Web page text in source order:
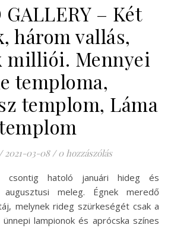
GALLERY – Két
három vallás,
milliói. Mennyei
temploma,
templom, Láma
2021-03-08 / 0 hozzászólás
meleg. Égnek meredő
melynek rideg szürkeségét csak a
lampionok és aprócska színes